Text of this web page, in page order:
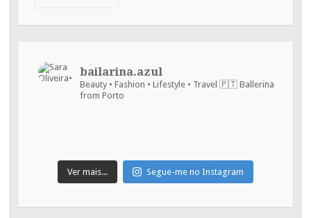
bailarina.azul
Beauty • Fashion • Lifestyle • Travel 🇵🇹 Ballerina
from Porto
Ver mais... Segue-me no Instagram